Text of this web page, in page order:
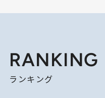
RANKING
ランキング